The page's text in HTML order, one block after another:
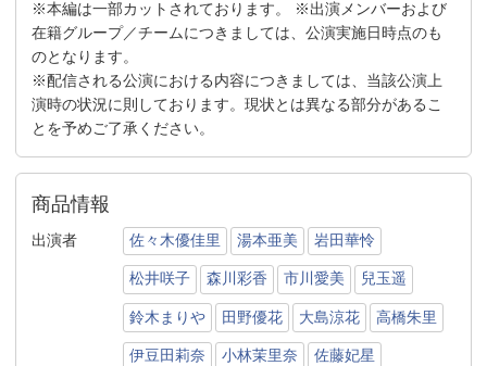
※本編は一部カットされております。 ※出演メンバーおよび
在籍グループ／チームにつきましては、公演実施日時点のも
のとなります。
※配信される公演における内容につきましては、当該公演上
演時の状況に則しております。現状とは異なる部分があるこ
とを予めご了承ください。
商品情報
出演者 佐々木優佳里 湯本亜美 岩田華怜
松井咲子 森川彩香 市川愛美 兒玉遥
鈴木まりや 田野優花 大島涼花 高橋朱里
伊豆田莉奈 小林茉里奈 佐藤妃星